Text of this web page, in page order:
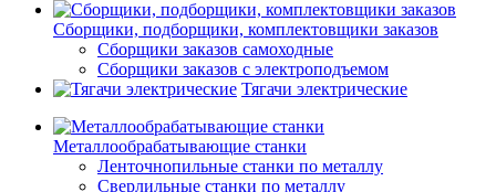
Сборщики, подборщики, комплектовщики заказов
Сборщики заказов самоходные
Сборщики заказов с электроподъемом
Тягачи электрические
Металлообрабатывающие станки
Ленточнопильные станки по металлу
Сверлильные станки по металлу